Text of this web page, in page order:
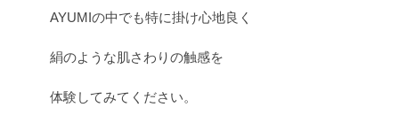
AYUMIの中でも特に掛け心地良く
絹のような肌さわりの触感を
体験してみてください。